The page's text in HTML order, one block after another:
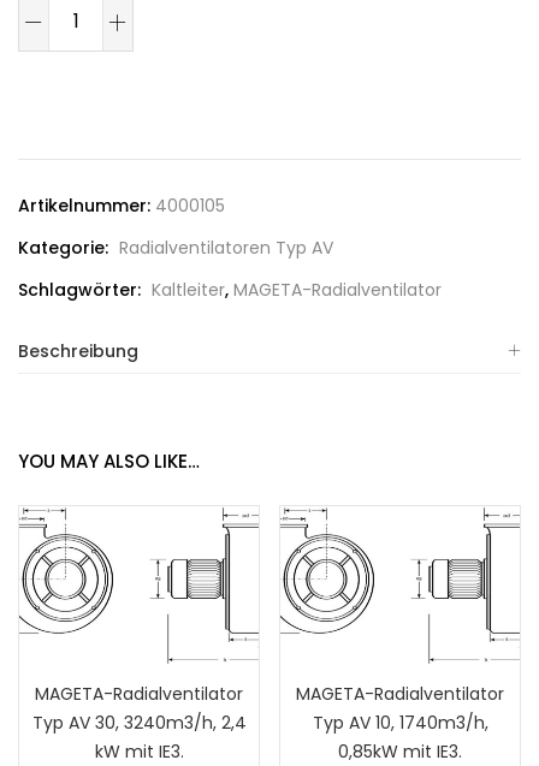
Artikelnummer: 4000105
Kategorie: Radialventilatoren Typ AV
Schlagwörter: Kaltleiter, MAGETA-Radialventilator
Beschreibung
YOU MAY ALSO LIKE…
MAGETA-Radialventilator
Typ AV 30, 3240m3/h, 2,4
kW mit IE3.
MAGETA-Radialventilator
Typ AV 10, 1740m3/h,
0,85kW mit IE3.